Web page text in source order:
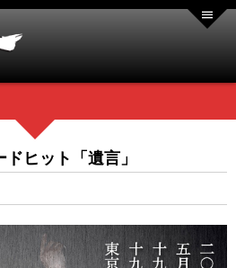
ヒット「遺言」